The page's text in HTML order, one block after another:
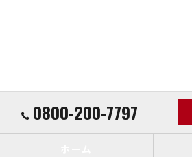
0800-200-7797